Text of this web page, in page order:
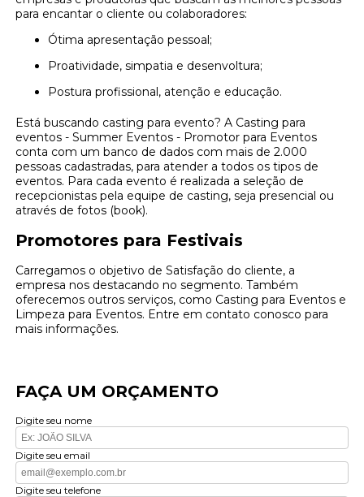
para encantar o cliente ou colaboradores:
Ótima apresentação pessoal;
Proatividade, simpatia e desenvoltura;
Postura profissional, atenção e educação.
Está buscando casting para evento? A Casting para
eventos - Summer Eventos - Promotor para Eventos
conta com um banco de dados com mais de 2.000
pessoas cadastradas, para atender a todos os tipos de
eventos. Para cada evento é realizada a seleção de
recepcionistas pela equipe de casting, seja presencial ou
através de fotos (book).
Promotores para Festivais
Carregamos o objetivo de Satisfação do cliente, a
empresa nos destacando no segmento. Também
oferecemos outros serviços, como Casting para Eventos e
Limpeza para Eventos. Entre em contato conosco para
mais informações.
FAÇA UM ORÇAMENTO
Digite seu nome
Digite seu email
Digite seu telefone